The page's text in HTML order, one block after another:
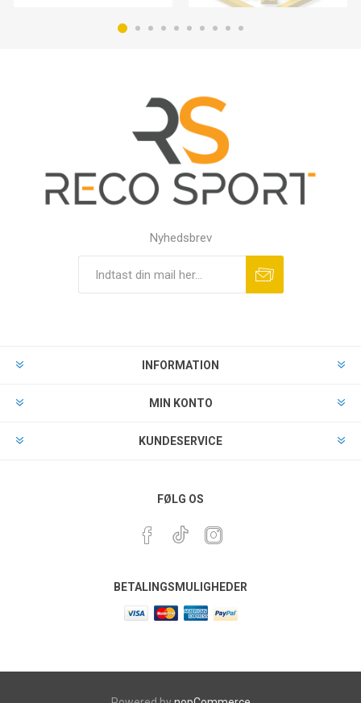
Nyhedsbrev
INFORMATION
MIN KONTO
KUNDESERVICE
FØLG OS
BETALINGSMULIGHEDER